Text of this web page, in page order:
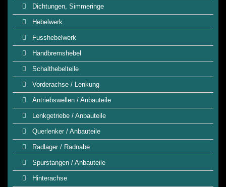
Dichtungen, Simmeringe
Hebelwerk
Fusshebelwerk
Handbremshebel
Schalthebelteile
Vorderachse / Lenkung
Antriebswellen / Anbauteile
Lenkgetriebe / Anbauteile
Querlenker / Anbauteile
Radlager / Radnabe
Spurstangen / Anbauteile
Hinterachse